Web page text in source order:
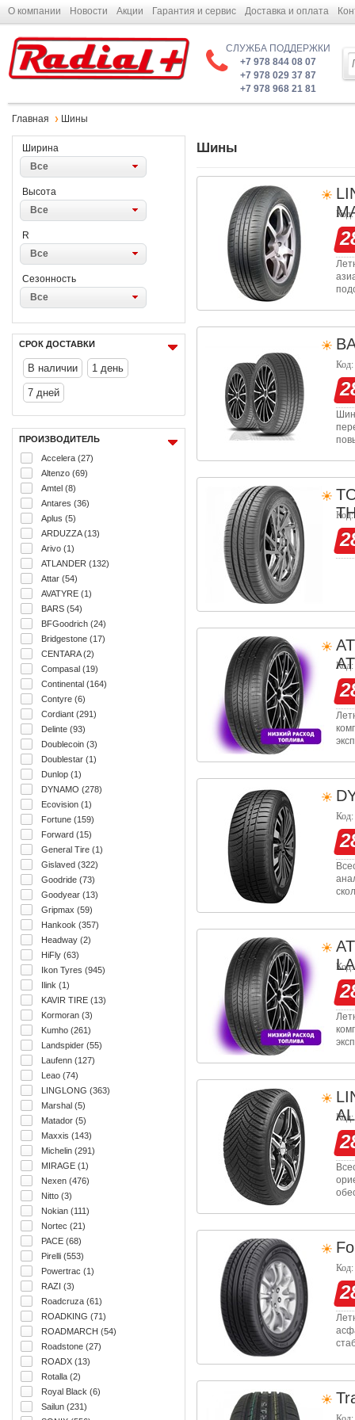
О компании Новости Акции Гарантия и сервис Доставка и оплата
СЛУЖБА ПОДДЕРЖКИ
+7 978 844 08 07
+7 978 029 37 87
+7 978 968 21 81
Главная Шины
Ширина
Все
Высота
Все
R
Все
Сезонность
Все
СРОК ДОСТАВКИ
В наличии 1 день
7 дней
ПРОИЗВОДИТЕЛЬ
Accelera (27)
Altenzo (69)
Amtel (8)
Antares (36)
Aplus (5)
ARDUZZA (13)
Arivo (1)
ATLANDER (132)
Attar (54)
AVATYRE (1)
BARS (54)
BFGoodrich (24)
Bridgestone (17)
CENTARA (2)
Compasal (19)
Continental (164)
Contyre (6)
Cordiant (291)
Delinte (93)
Doublecoin (3)
Doublestar (1)
Dunlop (1)
DYNAMO (278)
Ecovision (1)
Fortune (159)
Forward (15)
General Tire (1)
Gislaved (322)
Goodride (73)
Goodyear (13)
Gripmax (59)
Hankook (357)
Headway (2)
HiFly (63)
Ikon Tyres (945)
Ilink (1)
KAVIR TIRE (13)
Kormoran (3)
Kumho (261)
Landspider (55)
Laufenn (127)
Leao (74)
LINGLONG (363)
Marshal (5)
Matador (5)
Maxxis (143)
Michelin (291)
MIRAGE (1)
Nexen (476)
Nitto (3)
Nokian (111)
Nortec (21)
PACE (68)
Pirelli (553)
Powertrac (1)
RAZI (3)
Roadcruza (61)
ROADKING (71)
ROADMARCH (54)
Roadstone (27)
ROADX (13)
Rotalla (2)
Royal Black (6)
Sailun (231)
Шины
Код:
Код:
Код:
Код:
Код:
Код:
Код:
Код: